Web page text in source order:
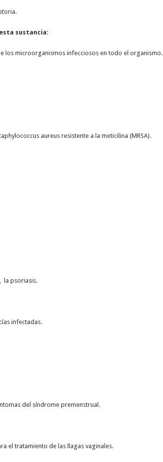
sustancia:
los microorganismos infecciosos en todo el organismo.
aureus resistente a la meticilina (MRSA).
, la psoriasis.
infectadas.
del síndrome premenstrual.
el tratamiento de las llagas vaginales.